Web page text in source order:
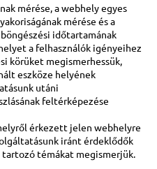
mérése, a webhely egyes
mérése és a
időtartamának
a felhasználók igényeihez
körüket megismerhessük,
eszköze helyének
utáni
feltérképezése
érkezett jelen webhelyre
iránt érdeklődők
témákat megismerjük.